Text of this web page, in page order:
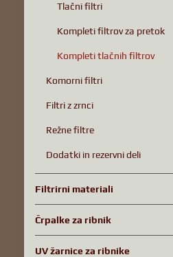
Tlačni filtri
Kompleti filtrov za pretok
Kompleti tlačnih filtrov
Komorni filtri
Filtri z zrnci
Režne filtre
Dodatki in rezervni deli
Filtrirni materiali
Črpalke za ribnik
UV žarnice za ribnike